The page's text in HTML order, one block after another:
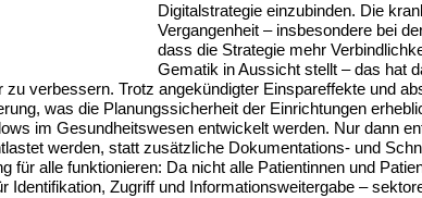
Digitalstrategie einzubinden. Die
Vergangenheit – insbesondere bei
dass die Strategie mehr
Gematik in Aussicht stellt – das hat
verbessern. Trotz angekündigter Einspareffekte und
was die Planungssicherheit der Einrichtungen
im Gesundheitswesen entwickelt werden. Nur dann
werden, statt zusätzliche Dokumentations- und
für alle funktionieren: Da nicht alle Patientinnen und
Zugriff und Informationsweitergabe –